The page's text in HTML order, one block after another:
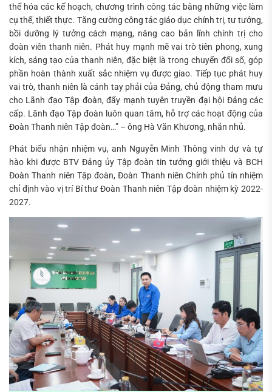
thể hóa các kế hoạch, chương trình công tác bằng những việc làm
cụ thể, thiết thực. Tăng cường công tác giáo dục chính trị, tư tưởng,
bồi dưỡng lý tưởng cách mạng, nâng cao bản lĩnh chính trị cho
đoàn viên thanh niên. Phát huy mạnh mẽ vai trò tiên phong, xung
kích, sáng tạo của thanh niên, đặc biệt là trong chuyển đổi số, góp
phần hoàn thành xuất sắc nhiệm vụ được giao. Tiếp tục phát huy
vai trò, thanh niên là cánh tay phải của Đảng, chủ động tham mưu
cho Lãnh đạo Tập đoàn, đẩy mạnh tuyên truyền đại hội Đảng các
cấp. Lãnh đạo Tập đoàn luôn quan tâm, hỗ trợ các hoạt động của
Đoàn Thanh niên Tập đoàn…” – ông Hà Văn Khương, nhắn nhủ.
Phát biểu nhận nhiệm vụ, anh Nguyễn Minh Thông vinh dự và tự
hào khi được BTV Đảng ủy Tập đoàn tin tưởng giới thiệu và BCH
Đoàn Thanh niên Tập đoàn, Đoàn Thanh niên Chính phủ tín nhiệm
chỉ định vào vị trí Bí thư Đoàn Thanh niên Tập đoàn nhiệm kỳ 2022-
2027.